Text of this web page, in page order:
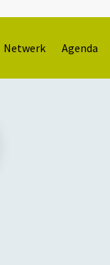
Netwerk Agenda